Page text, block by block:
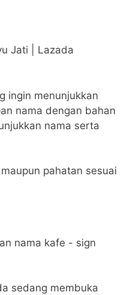
ingin menunjukkan
nama dengan bahan
nama serta
pahatan sesuai
sedang membuka